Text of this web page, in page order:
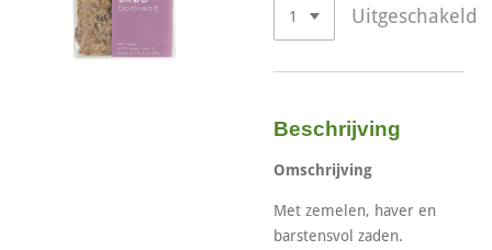
Uitgeschakeld
Beschrijving
Omschrijving
Met zemelen, haver en
barstensvol zaden.